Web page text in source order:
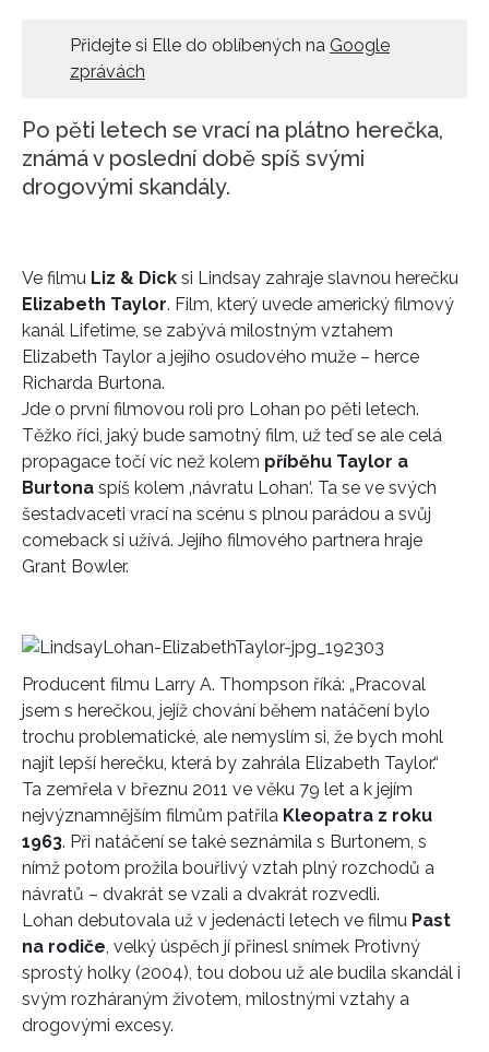
Přidejte si Elle do oblíbených na Google
zprávách
Po pěti letech se vrací na plátno herečka,
známá v poslední době spíš svými
drogovými skandály.
Ve filmu Liz & Dick si Lindsay zahraje slavnou herečku
Elizabeth Taylor. Film, který uvede americký filmový
kanál Lifetime, se zabývá milostným vztahem
Elizabeth Taylor a jejího osudového muže – herce
Richarda Burtona.
Jde o první filmovou roli pro Lohan po pěti letech.
Těžko říci, jaký bude samotný film, už teď se ale celá
propagace točí víc než kolem příběhu Taylor a
Burtona spíš kolem ‚návratu Lohan‘. Ta se ve svých
šestadvaceti vrací na scénu s plnou parádou a svůj
comeback si užívá. Jejího filmového partnera hraje
Grant Bowler.
Producent filmu Larry A. Thompson říká: „Pracoval
jsem s herečkou, jejíž chování během natáčení bylo
trochu problematické, ale nemyslím si, že bych mohl
najít lepší herečku, která by zahrála Elizabeth Taylor.“
Ta zemřela v březnu 2011 ve věku 79 let a k jejím
nejvýznamnějším filmům patřila Kleopatra z roku
1963. Při natáčení se také seznámila s Burtonem, s
nímž potom prožila bouřlivý vztah plný rozchodů a
návratů – dvakrát se vzali a dvakrát rozvedli.
Lohan debutovala už v jedenácti letech ve filmu Past
na rodiče, velký úspěch jí přinesl snímek Protivný
sprostý holky (2004), tou dobou už ale budila skandál i
svým rozháraným životem, milostnými vztahy a
drogovými excesy.